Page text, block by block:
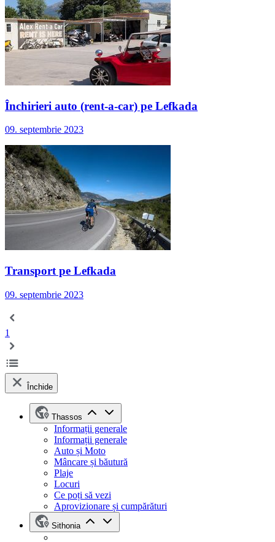
Închirieri auto (rent-a-car) pe Lefkada
09. septembrie 2023
Transport pe Lefkada
09. septembrie 2023
1
Închide
Thassos
Informații generale
Informații generale
Auto și Moto
Mâncare și băutură
Plaje
Locuri
Ce poți să vezi
Aprovizionare și cumpărături
Sithonia